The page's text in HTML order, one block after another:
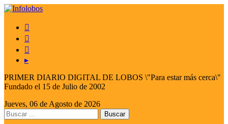



▸
PRIMER DIARIO DIGITAL DE LOBOS \"Para estar más cerca\"
Fundado el 15 de Julio de 2002
Jueves, 06 de Agosto de 2026